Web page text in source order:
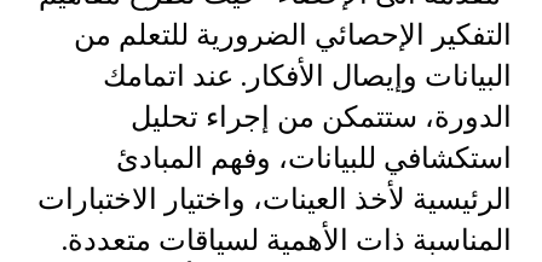
التفكير الإحصائي الضرورية للتعلم من
البيانات وإيصال الأفكار. عند اتمامك
الدورة، ستتمكن من إجراء تحليل
استكشافي للبيانات، وفهم المبادئ
الرئيسية لأخذ العينات، واختيار الاختبارات
المناسبة ذات الأهمية لسياقات متعددة.